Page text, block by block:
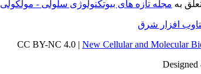
به مجله تازه های بیوتکنولوژی سلولی - مولکولی
افزار شرق
New Cellular and Molecular